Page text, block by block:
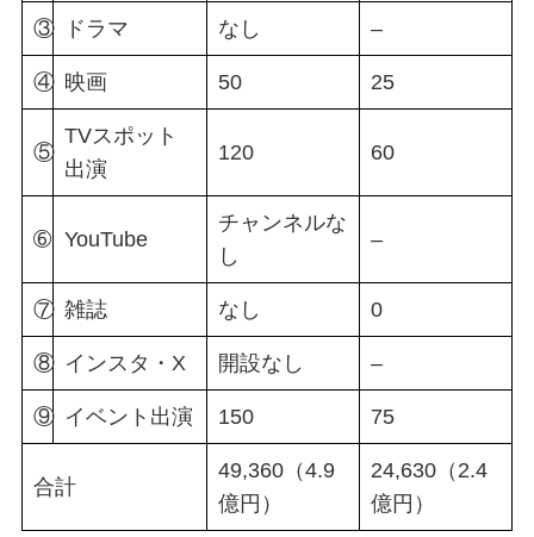
③ ドラマ なし –
④ 映画 50 25
⑤
TVスポット
出演
120 60
➅ YouTube
チャンネルな
し
–
⑦ 雑誌 なし 0
⑧ インスタ・X 開設なし –
⑨ イベント出演 150 75
合計
49,360（4.9
億円）
24,630（2.4
億円）